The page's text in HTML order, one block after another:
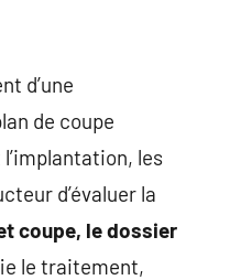
d’une
de coupe
les
d’évaluer la
coupe, le dossier
le traitement,